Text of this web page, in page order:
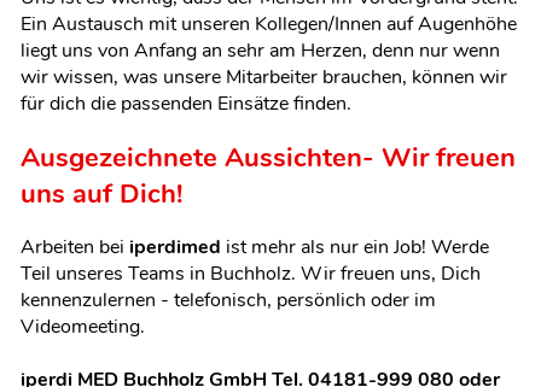
Ein Austausch mit unseren Kollegen/Innen auf Augenhöhe
liegt uns von Anfang an sehr am Herzen, denn nur wenn
wir wissen, was unsere Mitarbeiter brauchen, können wir
für dich die passenden Einsätze finden.
Ausgezeichnete Aussichten- Wir freuen
uns auf Dich!
Arbeiten bei iperdimed ist mehr als nur ein Job! Werde
Teil unseres Teams in Buchholz. Wir freuen uns, Dich
kennenzulernen - telefonisch, persönlich oder im
Videomeeting.
iperdi MED Buchholz GmbH Tel. 04181-999 080 oder